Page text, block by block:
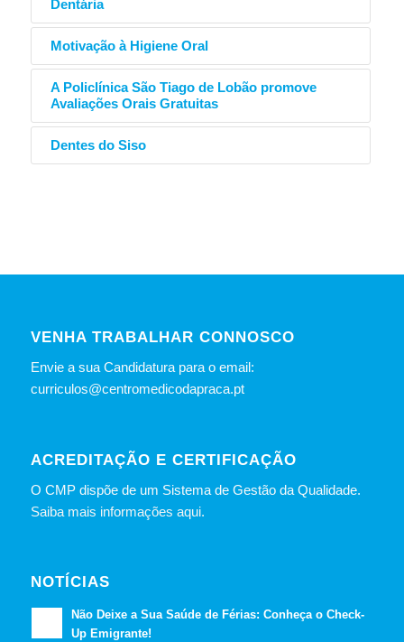
Dentária
Motivação à Higiene Oral
A Policlínica São Tiago de Lobão promove
Avaliações Orais Gratuitas
Dentes do Siso
VENHA TRABALHAR CONNOSCO
Envie a sua Candidatura para o email:
curriculos@centromedicodapraca.pt
ACREDITAÇÃO E CERTIFICAÇÃO
O CMP dispõe de um Sistema de Gestão da Qualidade.
Saiba mais informações aqui.
NOTÍCIAS
Não Deixe a Sua Saúde de Férias: Conheça o Check-
Up Emigrante!